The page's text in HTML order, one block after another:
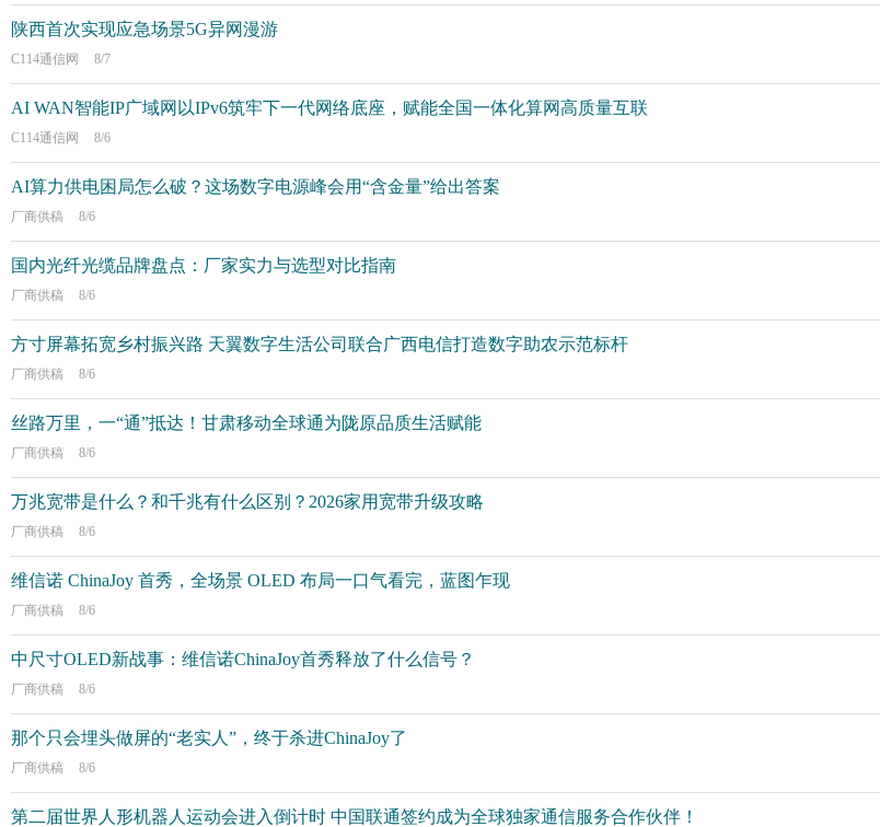
陕西首次实现应急场景5G异网漫游
C114通信网 8/7
AI WAN智能IP广域网以IPv6筑牢下一代网络底座，赋能全国一体化算网高质量互联
C114通信网 8/6
AI算力供电困局怎么破？这场数字电源峰会用“含金量”给出答案
厂商供稿 8/6
国内光纤光缆品牌盘点：厂家实力与选型对比指南
厂商供稿 8/6
方寸屏幕拓宽乡村振兴路 天翼数字生活公司联合广西电信打造数字助农示范标杆
厂商供稿 8/6
丝路万里，一“通”抵达！甘肃移动全球通为陇原品质生活赋能
厂商供稿 8/6
万兆宽带是什么？和千兆有什么区别？2026家用宽带升级攻略
厂商供稿 8/6
维信诺 ChinaJoy 首秀，全场景 OLED 布局一口气看完，蓝图乍现
厂商供稿 8/6
中尺寸OLED新战事：维信诺ChinaJoy首秀释放了什么信号？
厂商供稿 8/6
那个只会埋头做屏的“老实人”，终于杀进ChinaJoy了
厂商供稿 8/6
第二届世界人形机器人运动会进入倒计时 中国联通签约成为全球独家通信服务合作伙伴！